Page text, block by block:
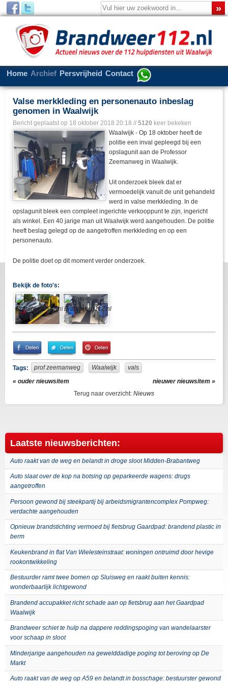
Home Archief Persvrijheid Contact
Valse merkkleding en personenauto inbeslag
genomen in Waalwijk
Bericht geplaatst op 18 oktober 2018 20:18 // 5120 keer bekeken
Waalwijk - Op 18 oktober heeft de
politie een inval gepleegd bij een
opslagunit aan de Professor
Zeemanweg in Waalwijk.
Uit onderzoek bleek dat er
vermoedelijk vanuit de unit gehandeld
werd in valse merkkleding. In de
opslagunit bleek een compleet ingerichte verkooppunt te zijn, ingericht
als winkel. Een 40 jarige man uit Waalwijk werd aangehouden. De politie
heeft beslag gelegd op de aangetroffen merkkleding en op een
personenauto.
De politie doet op dit moment verder onderzoek.
Bekijk de foto's:
Share
on
Facebook
Share
on
Twitter
Pin
It!
Tags: prof zeemanweg Waalwijk
vals
« ouder nieuwsitem
nieuwer nieuwsitem »
Terug naar overzicht: Nieuws
Laatste nieuwsberichten:
Auto raakt van de weg en belandt in droge sloot Midden-Brabantweg
Auto slaat over de kop na botsing op geparkeerde wagens: drugs
aangetroffen
Persoon gewond bij steekpartij bij arbeidsmigrantencomplex Pompweg:
verdachte aangehouden
Opnieuw brandstichting vermoed bij fietsbrug Gaardpad: brandend plastic in
berm
Keukenbrand in flat Van Wielesteinstraat: woningen ontruimd door hevige
rookontwikkeling
Bestuurder ramt twee bomen op Sluisweg en raakt buiten kennis:
wonderbaarlijk lichtgewond
Brandend accupakket richt schade aan op fietsbrug aan het Gaardpad
Waalwijk
Brandweer schiet te hulp na dappere reddingspoging van wandelaarster
voor schaap in sloot
Minderjarige aangehouden na gewelddadige poging tot beroving op De
Markt
Auto raakt van de weg op A59 en belandt in bosschage: bestuurster gewond